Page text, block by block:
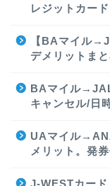
レジットカー
【BAマイル
デメリットま
BAマイル
キャンセル/日
UAマイル
メリット。発券
J-WESTカード